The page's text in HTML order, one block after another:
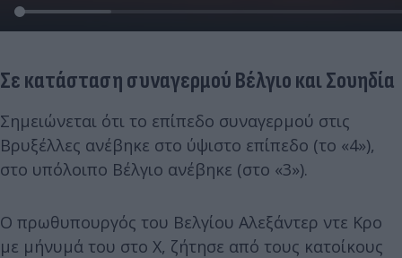
Σε κατάσταση συναγερμού Βέλγιο και Σουηδία
Σημειώνεται ότι το επίπεδο συναγερμού στις
Βρυξέλλες ανέβηκε στο ύψιστο επίπεδο (το «4»),
στο υπόλοιπο Βέλγιο ανέβηκε (στο «3»).
Ο πρωθυπουργός του Βελγίου Αλεξάντερ ντε Κρο
με μήνυμά του στο Χ, ζήτησε από τους κατοίκους